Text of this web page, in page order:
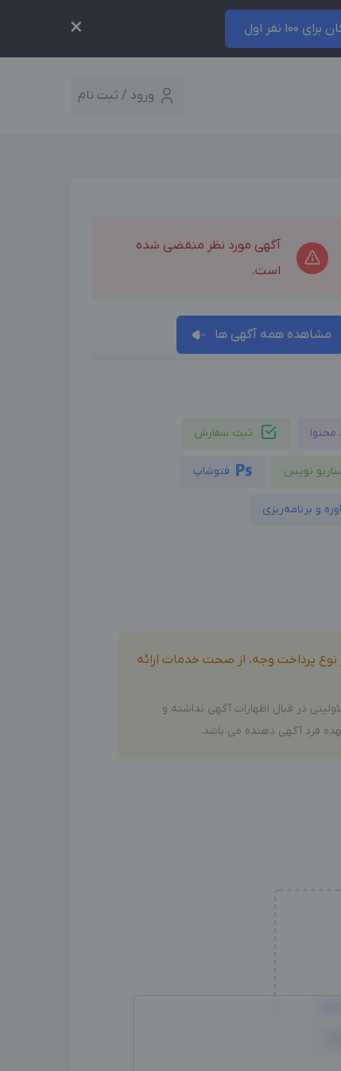
100 نفر اول ×
ورود / ثبت نام
آگهی مورد نظر منقضی شده
است.
مشاهده همه آگهی ها
محتوا ثبت سفارش
نویس فتوشاپ
و برنامه‌ریزی
نوع پرداخت وجه، از صحت خدمات ارائه
در قبال اظهارات آگهی نداشته و
فرد آگهی دهنده می باشد.